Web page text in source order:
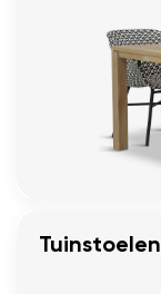
Tuinstoelen